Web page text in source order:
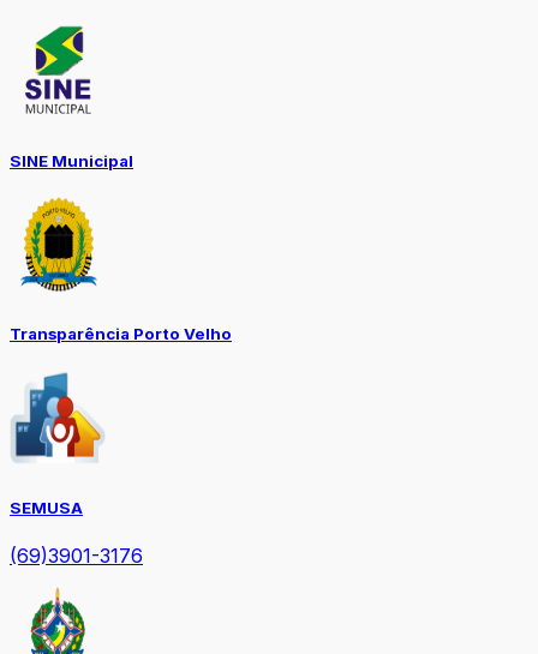
SINE Municipal
Transparência Porto Velho
SEMUSA
(69)3901-3176